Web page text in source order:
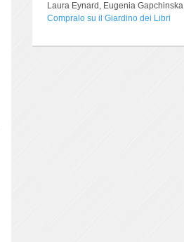
Laura Eynard, Eugenia Gapchinska
Compralo su il Giardino dei Libri